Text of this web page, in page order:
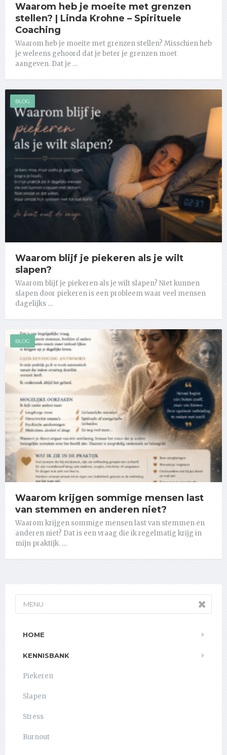
Waarom heb je moeite met grenzen
stellen? | Linda Krohne – Spirituele
Coaching
Waarom heb je moeite met grenzen stellen? Misschien heb
je weleens gehoord dat je beter je grenzen moet
aangeven. Dat je …
BLOG
Waarom blijf je piekeren als je wilt
slapen?
Waarom blijf je piekeren als je wilt slapen? Niet kunnen
slapen door piekeren is een probleem waar veel mensen
dagelijks …
BLOG
Waarom krijgen sommige mensen last
van stemmen en anderen niet?
Waarom krijgen sommige mensen last van stemmen en
anderen niet? Dat is een vraag die ik regelmatig krijg in
mijn praktijk. …
MENU
HOME
KENNISBANK
Piekeren
Slapen
Stress
Burnout